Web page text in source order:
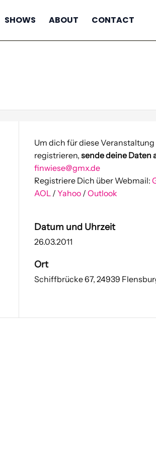
SHOWS ABOUT CONTACT
Um dich für diese Veranstaltung
registrieren,sende deine Daten
finwiese@gmx.de
Registriere Dich über Webmail:
AOL /Yahoo /Outlook
Datum und Uhrzeit
26.03.2011
Ort
Schiffbrücke 67, 24939